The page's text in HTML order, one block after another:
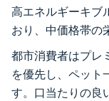
高エネルギーキブ
おり、中価格帯の
都市消費者はプレ
を優先し、ペット
す。口当たりの良